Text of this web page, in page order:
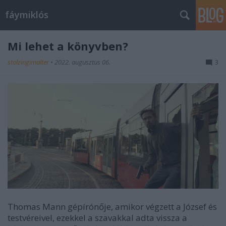
fáymiklós
Mi lehet a könyvben?
stolzingimalter • 2022. augusztus 06. 3
Thomas Mann gépírónője, amikor végzett a József és
testvéreivel, ezekkel a szavakkal adta vissza a